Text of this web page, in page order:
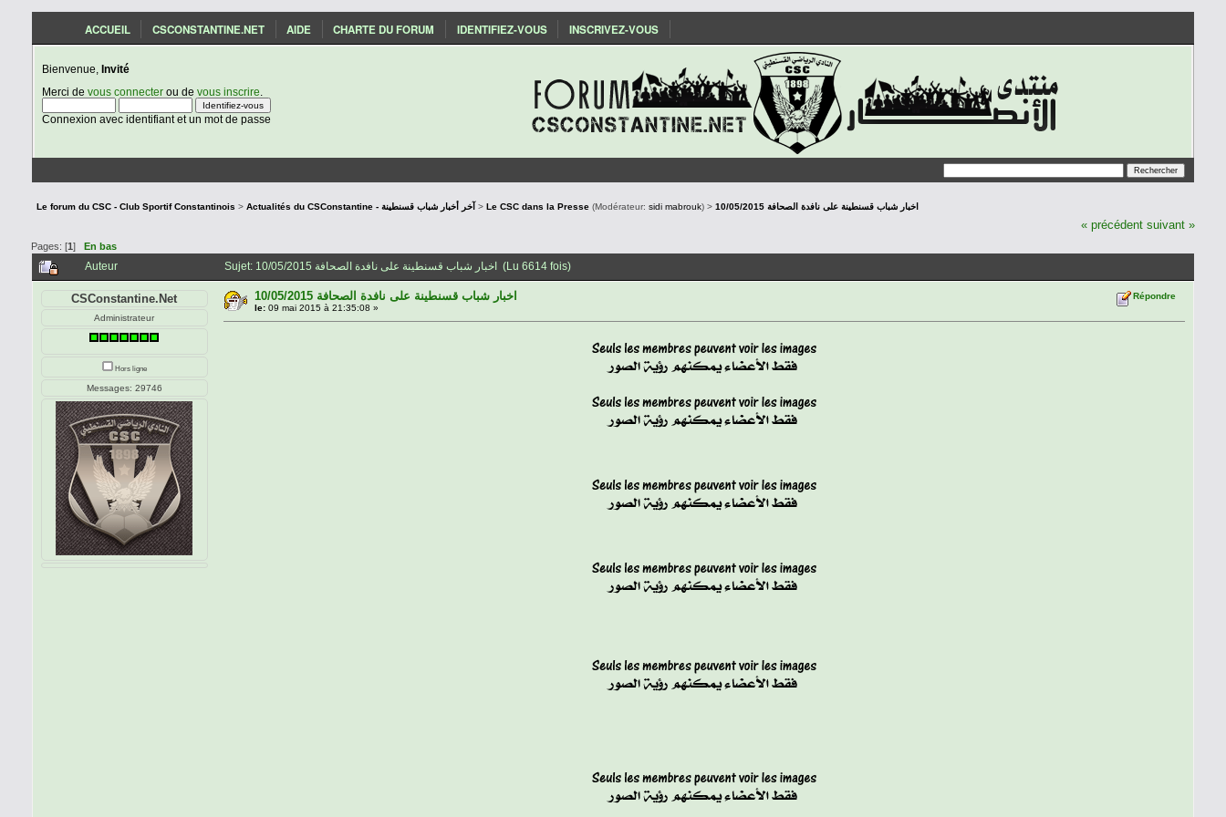
ACCUEIL CSCONSTANTINE.NET AIDE CHARTE DU FORUM IDENTIFIEZ-VOUS INSCRIVEZ-VOUS
Bienvenue, Invité
Merci de vous connecterou de vous inscrire
Connexion avec identifiant et un mot de passe
Le forum du CSC - Club Sportif Constantinois > Actualités du CSConstantine - آخر أخبار شباب قسنطينة >Le CSC dans la Presse (Modérateur:sidi mabrouk) > 10/05/2015 اخبار شباب قسنطينة على نافدة الصحافة
« précédent suivant »
Pages: [1] En bas
Auteur Sujet: 10/05/2015 اخبار شباب قسنطينة على نافدة الصحافة (Lu 6614 fois)
CSConstantine.Net
Administrateur
Hors ligne
Messages: 29746
10/05/2015 اخبار شباب قسنطينة على نافدة الصحافة
le:09 mai 2015 à 21:35:08 »
Répondre